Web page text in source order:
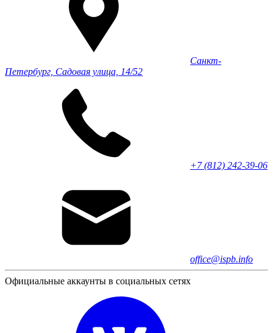
Санкт-
Петербург, Садовая улица, 14/52
+7 (812) 242-39-06
office@ispb.info
Официальные аккаунты в социальных сетях